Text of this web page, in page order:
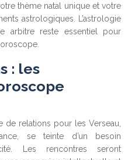
thème natal unique et votre
astrologiques. L’astrologie
arbitre reste essentiel pour
: les
de relations pour les Verseau,
se teinte d’un besoin
Les rencontres seront